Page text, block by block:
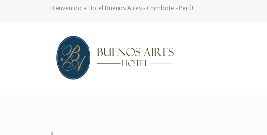
Bienvenido a Hotel Buenos Aires - Chimbote - Perú!